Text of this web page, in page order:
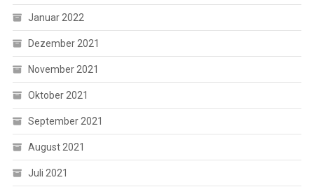
Januar 2022
Dezember 2021
November 2021
Oktober 2021
September 2021
August 2021
Juli 2021